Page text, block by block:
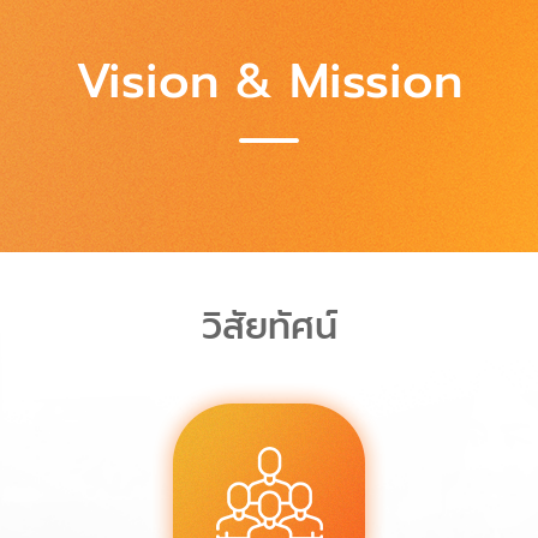
Vision & Mission
วิสัยทัศน์